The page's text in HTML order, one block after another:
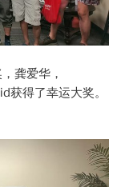
龚爱华，
得了幸运大奖。